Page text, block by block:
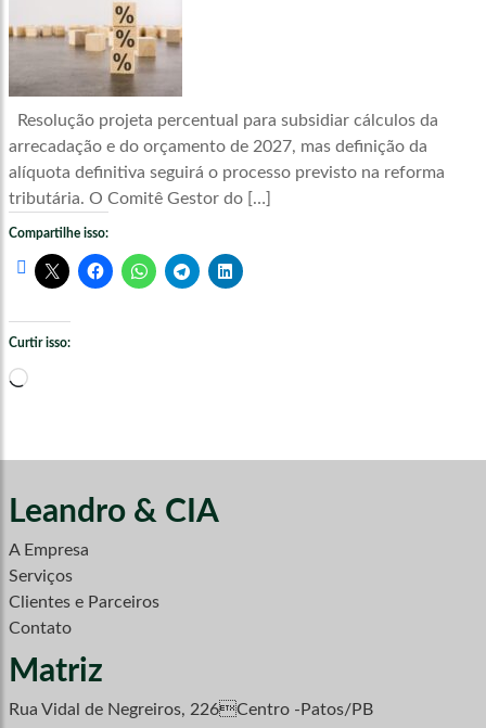
Resolução projeta percentual para subsidiar cálculos da
arrecadação e do orçamento de 2027, mas definição da
alíquota definitiva seguirá o processo previsto na reforma
tributária. O Comitê Gestor do […]
Compartilhe isso:
Curtir isso:
Carregando...
Leandro & CIA
A Empresa
Serviços
Clientes e Parceiros
Contato
Matriz
Rua Vidal de Negreiros, 226Centro -Patos/PB